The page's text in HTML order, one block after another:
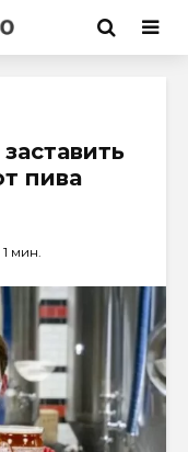
пива
1 мин.